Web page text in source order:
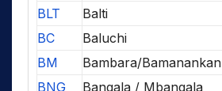
BLT
Balti
BC
Baluchi
BM
Bambara/Bamanankan
BNG
Bangala / Mbangala